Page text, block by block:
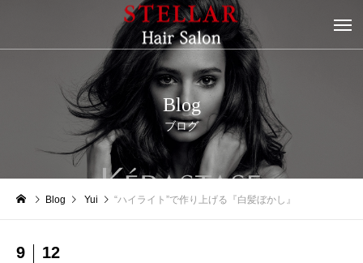
Blog
ブログ
Blog Yui “ハイライト”で作り上げる『白髪ぼかし』
9 12